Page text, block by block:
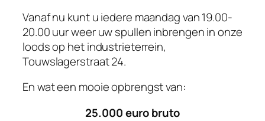
Vanaf nu kunt u iedere maandag van 19.00-
20.00 uur weer uw spullen inbrengen in onze
loods op het industrieterrein,
Touwslagerstraat 24.
En wat een mooie opbrengst van:
25.000 euro bruto